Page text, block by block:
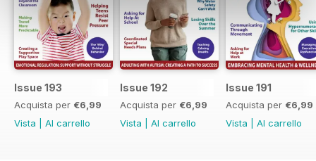
Issue 193
Acquista per €6,99
Vista
Al carrello
Issue 192
Acquista per €6,99
Vista
Al carrello
Issue 191
Acquista per €6,99
Vista
Al carrello